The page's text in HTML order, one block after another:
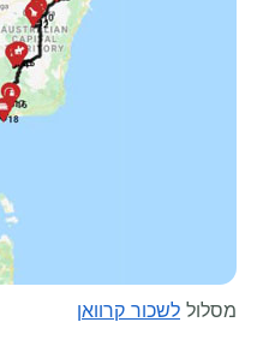
מסלול לשכור קרוואן